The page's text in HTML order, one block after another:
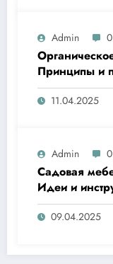
Admin 0
Принципы и
11.04.2025
Admin 0
Садовая
Идеи и
09.04.2025